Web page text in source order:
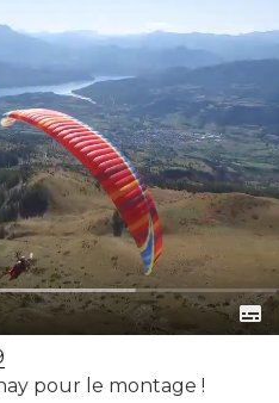
pour le montage !